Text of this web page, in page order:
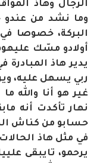
الرجال وهاذ
وما نشد من عندو
البركة، خصوصا
أولادو مسّك
يدير هاذ
ربي يسهل عليه،
غير هو أنا والله
نهار تأكدت أنه
حسابو من كناش
في مثل هاذ
يرحمو، تايبقى